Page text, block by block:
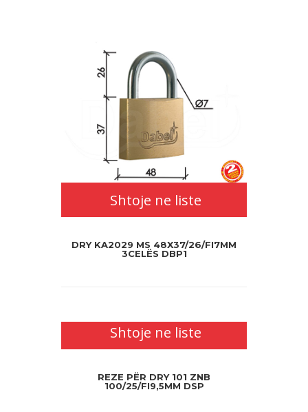
Shtoje ne liste
DRY KA2029 MS 48X37/26/FI7MM
3CELËS DBP1
Shtoje ne liste
REZE PËR DRY 101 ZNB
100/25/FI9,5MM DSP